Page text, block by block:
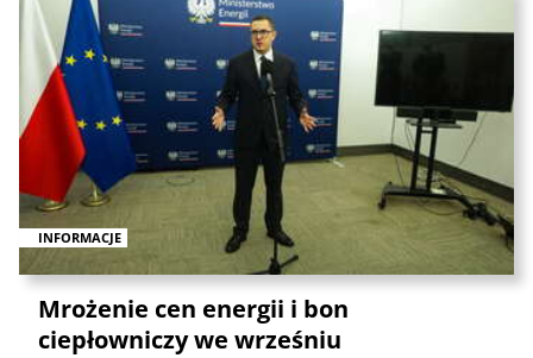
INFORMACJE
Mrożenie cen energii i bon
ciepłowniczy we wrześniu